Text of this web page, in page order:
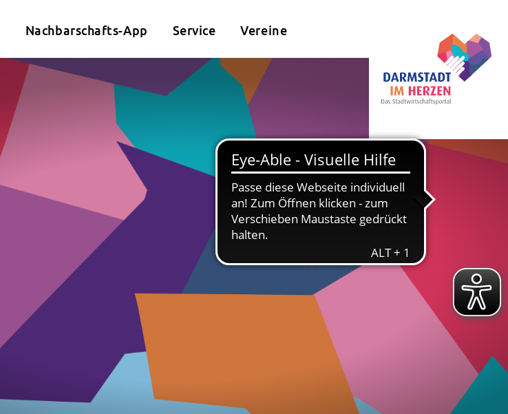
Nachbarschafts-App Service Vereine